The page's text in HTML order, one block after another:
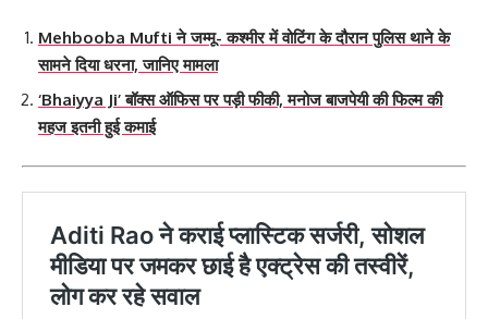
Mehbooba Mufti ने जम्मू- कश्मीर में वोटिंग के दौरान पुलिस थाने के
सामने दिया धरना, जानिए मामला
‘Bhaiyya Ji’ बॉक्स ऑफिस पर पड़ी फीकी, मनोज बाजपेयी की फिल्म की
महज इतनी हुई कमाई